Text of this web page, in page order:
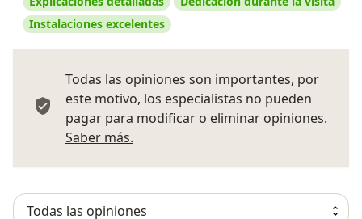
Instalaciones excelentes
Todas las opiniones son importantes, por
este motivo, los especialistas no pueden
pagar para modificar o eliminar opiniones.
Saber más.